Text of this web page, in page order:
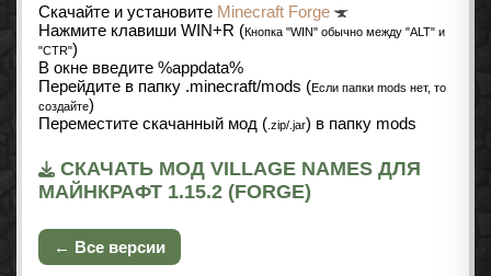
Cкачайте и установите Minecraft Forge
Нажмите клавиши WIN+R (Кнопка "WIN" обычно между "ALT" и
"CTR")
В окне введите %appdata%
Перейдите в папку .minecraft/mods (Если папки mods нет, то
создайте)
Переместите скачанный мод ( .zip/.jar) в папку mods
СКАЧАТЬ МОД VILLAGE NAMES ДЛЯ
МАЙНКРАФТ 1.15.2 (FORGE)
← Все версии